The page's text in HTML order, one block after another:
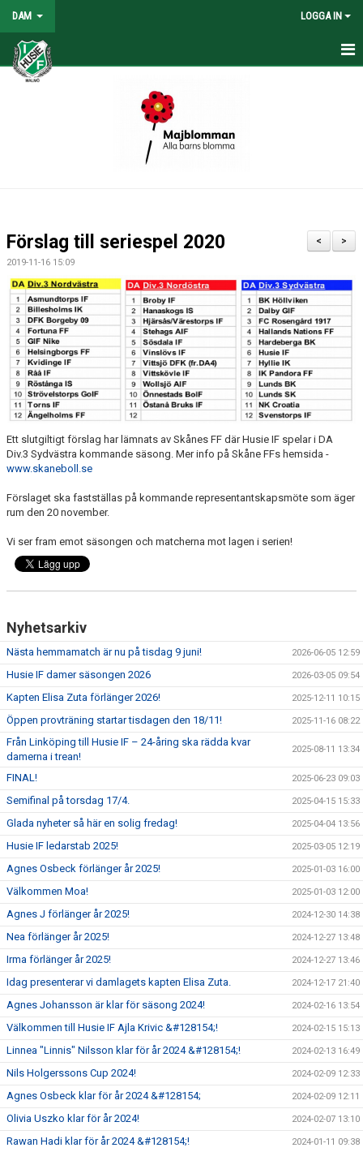
DAM LOGGA IN
HEM
MATCHER
>
<
Förslag till seriespel 2020
2019-11-16 15:09
Ett slutgiltigt förslag har lämnats av Skånes FF där Husie IF spelar i DA
Div.3 Sydvästra kommande säsong. Mer info på Skåne FFs hemsida -
www.skaneboll.se
Förslaget ska fastställas på kommande representantskapsmöte som äger
rum den 20 november.
Vi ser fram emot säsongen och matcherna mot lagen i serien!
Nyhetsarkiv
Nästa hemmamatch är nu på tisdag 9 juni! 2026-06-05 12:59
Husie IF damer säsongen 2026 2026-03-05 09:54
Kapten Elisa Zuta förlänger 2026! 2025-12-11 10:15
Öppen provträning startar tisdagen den 18/11! 2025-11-16 08:22
Från Linköping till Husie IF – 24-åring ska rädda kvar
damerna i trean!
2025-08-11 13:34
FINAL! 2025-06-23 09:03
Semifinal på torsdag 17/4. 2025-04-15 15:33
Glada nyheter så här en solig fredag! 2025-04-04 13:56
Husie IF ledarstab 2025! 2025-03-05 12:19
Agnes Osbeck förlänger år 2025! 2025-01-03 16:00
Välkommen Moa! 2025-01-03 12:00
Agnes J förlänger år 2025! 2024-12-30 14:38
Nea förlänger år 2025! 2024-12-27 13:48
Irma förlänger år 2025! 2024-12-27 13:46
Idag presenterar vi damlagets kapten Elisa Zuta. 2024-12-17 21:40
Agnes Johansson är klar för säsong 2024! 2024-02-16 13:54
Välkommen till Husie IF Ajla Krivic &#128154;! 2024-02-15 15:13
Linnea "Linnis" Nilsson klar för år 2024 &#128154;! 2024-02-13 16:49
Nils Holgerssons Cup 2024! 2024-02-09 12:33
Agnes Osbeck klar för år 2024 &#128154; 2024-02-09 12:11
Olivia Uszko klar för år 2024! 2024-02-07 13:10
Rawan Hadi klar för år 2024 &#128154;! 2024-01-11 09:38